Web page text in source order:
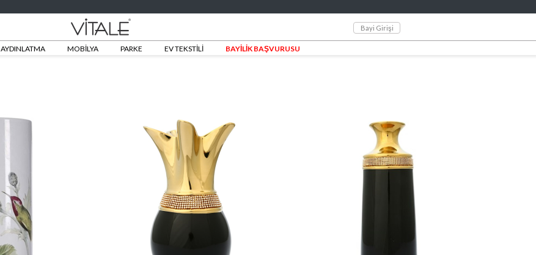
Bayi Girişi
AYDINLATMA MOBİLYA PARKE EV TEKSTİLİ BAYİLİK BAŞVURUSU